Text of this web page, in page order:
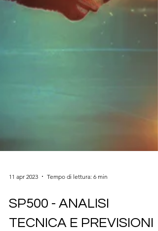
SP500 - ANALISI